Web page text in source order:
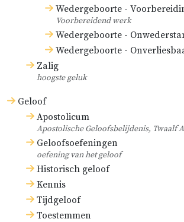
Wedergeboorte -
Voorbereidend werk
Wedergeboorte -
Wedergeboorte -
Zalig
hoogste geluk
Geloof
Apostolicum
Apostolische Geloofsbelijdenis, Twaalf
Geloofsoefeningen
oefening van het geloof
Historisch geloof
Kennis
Tijdgeloof
Toestemmen
William Perkins,
Romanae fidei
catholicismo(Het
John
Ecclesiae
(Apologie van de
Dus hebben de